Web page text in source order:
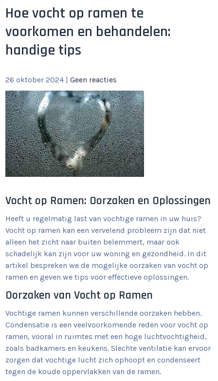
Hoe vocht op ramen te
voorkomen en behandelen:
handige tips
26 oktober 2024 |Geen reacties
Vocht op Ramen: Oorzaken en Oplossingen
Heeft u regelmatig last van vochtige ramen in uw huis?
Vocht op ramen kan een vervelend probleem zijn dat niet
alleen het zicht naar buiten belemmert, maar ook
schadelijk kan zijn voor uw woning en gezondheid. In dit
artikel bespreken we de mogelijke oorzaken van vocht op
ramen en geven we tips voor effectieve oplossingen.
Oorzaken van Vocht op Ramen
Vochtige ramen kunnen verschillende oorzaken hebben.
Condensatie is een veelvoorkomende reden voor vocht op
ramen, vooral in ruimtes met een hoge luchtvochtigheid,
zoals badkamers en keukens. Slechte ventilatie kan ervoor
zorgen dat vochtige lucht zich ophoopt en condenseert
tegen de koude oppervlakken van de ramen.